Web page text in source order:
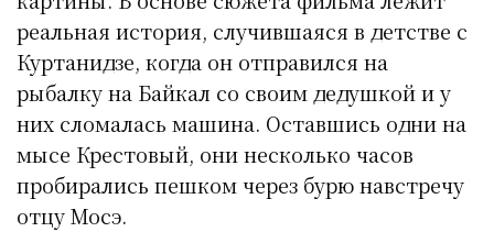
реальная история, случившаяся в детстве с
Куртанидзе, когда он отправился на
рыбалку на Байкал со своим дедушкой и у
них сломалась машина. Оставшись одни на
мысе Крестовый, они несколько часов
пробирались пешком через бурю навстречу
отцу Мосэ.